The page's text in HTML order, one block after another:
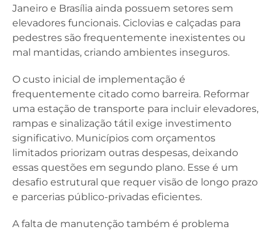
Janeiro e Brasília ainda possuem setores sem
elevadores funcionais. Ciclovias e calçadas para
pedestres são frequentemente inexistentes ou
mal mantidas, criando ambientes inseguros.
O custo inicial de implementação é
frequentemente citado como barreira. Reformar
uma estação de transporte para incluir elevadores,
rampas e sinalização tátil exige investimento
significativo. Municípios com orçamentos
limitados priorizam outras despesas, deixando
essas questões em segundo plano. Esse é um
desafio estrutural que requer visão de longo prazo
e parcerias público-privadas eficientes.
A falta de manutenção também é problema